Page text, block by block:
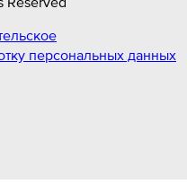
персональных данных